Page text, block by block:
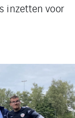
inzetten voor